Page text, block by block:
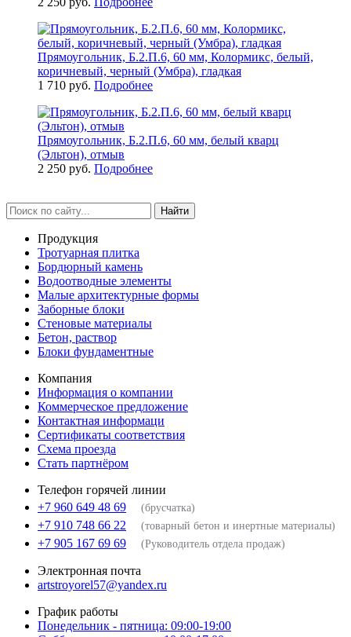
Прямоугольник, Б.2.П.6, 60 мм, Колормикс, белый,
коричневый, черный (Умбра), гладкая
1 710 руб. Подробнее
Прямоугольник, Б.2.П.6, 60 мм, белый кварц
(Эльтон), отмыв
2 250 руб. Подробнее
Найти
Продукция
Тротуарная плитка
Бордюрный камень
Водоотводные элементы
Малые архитектурные формы
Заборные блоки
Стеновые материалы
Бетон, раствор
Блоки фундаментные
Компания
Информация о компании
Коммерческое предложение
Контактная информаци
Сертификаты соответствия
Схема проезда
Стать партнёром
Телефон горячей линии
+7 960 649 48 69
(брусчатка)
+7 910 748 66 22 (товарный бетон и инертные материалы)
+7 905 167 69 69 (Руководитель отдела продаж)
Электронная почта
artstroyorel57@yandex.ru
График работы
Понедельник - пятница: 09:00-19:00